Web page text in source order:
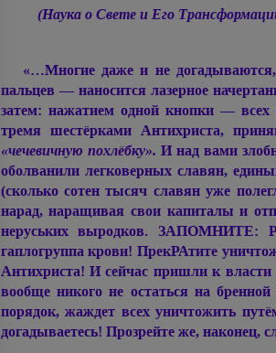
(Наука о Свете и Его
«…Многие даже и не
пальцев — наносится лазерное
затем: нажатием одной кнопки —
тремя шестёрками Антихриста,
«чечевичную похлёбку». И над вами
оболванили легковерных славян,
(сколько сотен тысяч славян уже
нарад, наращивая свои капиталы и
неруських выродков.
гаплогруппа крови! ПрекРАтите
Антихриста! И сейчас пришли к
вообще никого не остаться на
порядок, жаждет всех уничтожить
догадываетесь! Прозрейте же, наконец,